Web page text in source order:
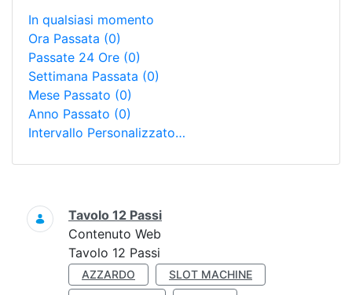
In qualsiasi momento
Ora Passata (0)
Passate 24 Ore (0)
Settimana Passata (0)
Mese Passato (0)
Anno Passato (0)
Intervallo Personalizzato…
Ricerca
Tavolo 12 Passi
Contenuto Web
Tavolo 12 Passi
AZZARDO
SLOT MACHINE